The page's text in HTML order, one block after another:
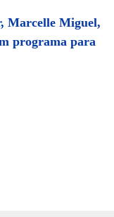
Marcelle Miguel,
programa para